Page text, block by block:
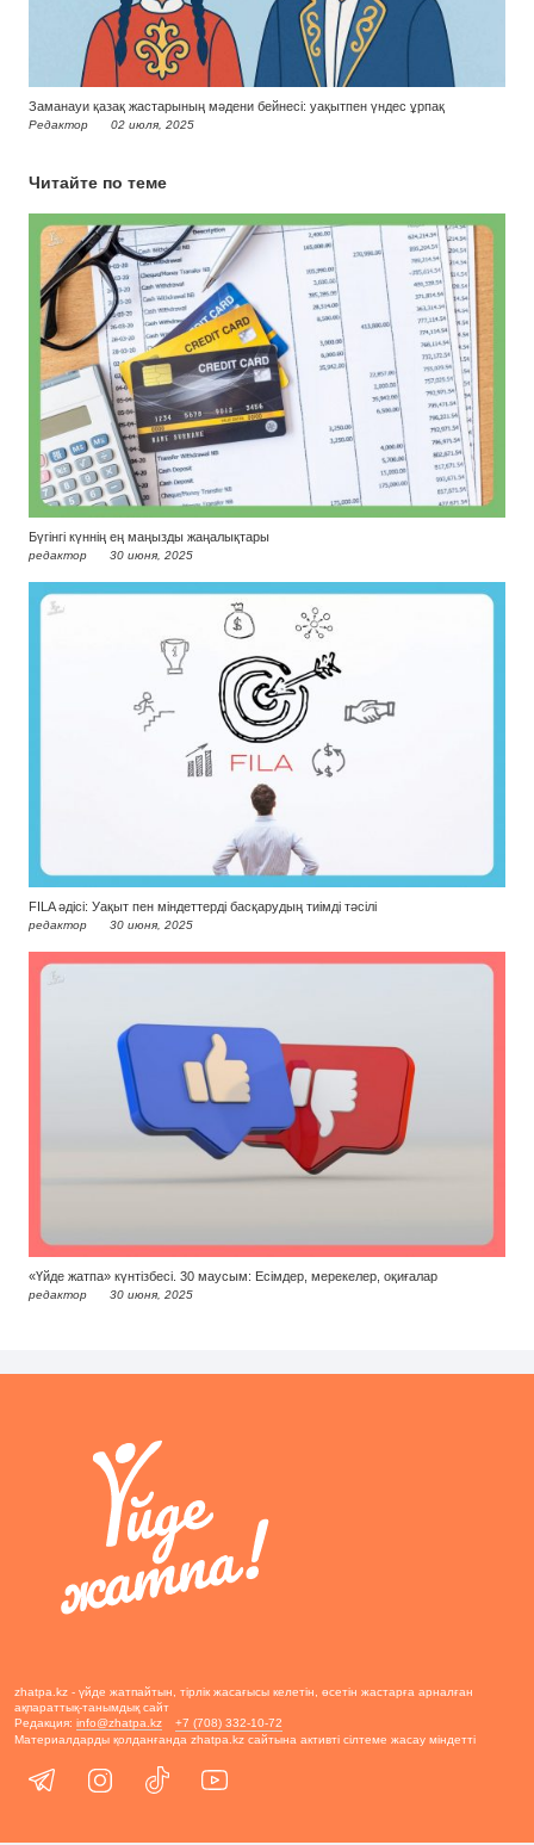
Заманауи қазақ жастарының мәдени бейнесі: уақытпен үндес ұрпақ
Редактор 02 июля, 2025
Читайте по теме
Бүгінгі күннің ең маңызды жаңалықтары
редактор 30 июня, 2025
FILA әдісі: Уақыт пен міндеттерді басқарудың тиімді тәсілі
редактор 30 июня, 2025
«Үйде жатпа» күнтізбесі. 30 маусым: Есімдер, мерекелер, оқиғалар
редактор 30 июня, 2025
zhatpa.kz - үйде жатпайтын, тірлік жасағысы келетін, өсетін жастарға арналған
ақпараттық-танымдық сайт
Редакция: info@zhatpa.kz
+7 (708) 332-10-72
Материалдарды қолданғанда zhatpa.kz сайтына активті сілтеме жасау міндетті